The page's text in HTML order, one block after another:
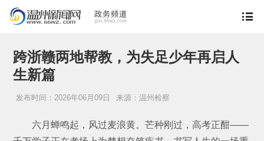
跨浙赣两地帮教，为失足少年再启人
生新篇
发布时间：2026年06月09日 来源：温州检察
六月蝉鸣起，风过麦浪黄。芒种刚过，高考正酣——